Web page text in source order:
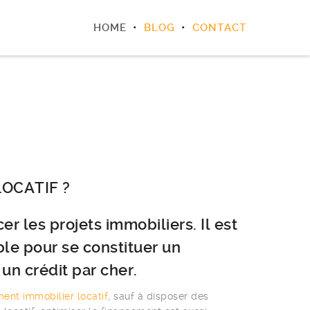
HOME BLOG CONTACT
?
les projets immobiliers. Il est
pour se constituer un
crédit par cher.
immobilier locatif , sauf à disposer des